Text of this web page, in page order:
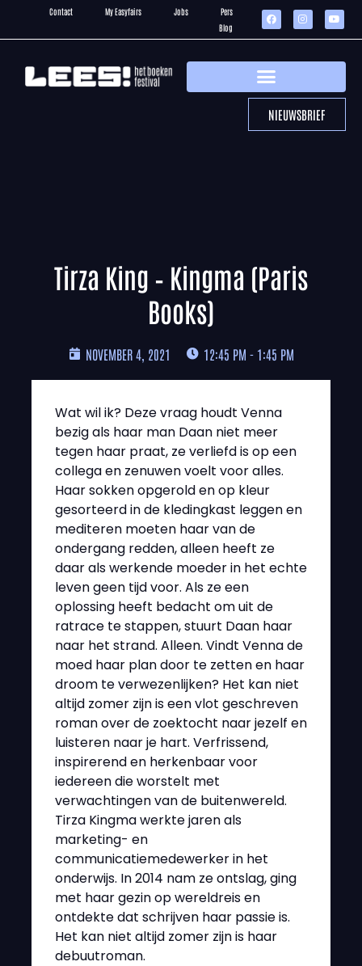
Contact My Easyfairs Jobs
Pers
Blog
NIEUWSBRIEF
Tirza King – Kingma (Paris
Books)
NOVEMBER 4, 2021 12:45 PM - 1:45 PM
Wat wil ik? Deze vraag houdt Venna
bezig als haar man Daan niet meer
tegen haar praat, ze verliefd is op een
collega en zenuwen voelt voor alles.
Haar sokken opgerold en op kleur
gesorteerd in de kledingkast leggen en
mediteren moeten haar van de
ondergang redden, alleen heeft ze
daar als werkende moeder in het echte
leven geen tijd voor. Als ze een
oplossing heeft bedacht om uit de
ratrace te stappen, stuurt Daan haar
naar het strand. Alleen. Vindt Venna de
moed haar plan door te zetten en haar
droom te verwezenlijken? Het kan niet
altijd zomer zijn is een vlot geschreven
roman over de zoektocht naar jezelf en
luisteren naar je hart. Verfrissend,
inspirerend en herkenbaar voor
iedereen die worstelt met
verwachtingen van de buitenwereld.
Tirza Kingma werkte jaren als
marketing- en
communicatiemedewerker in het
onderwijs. In 2014 nam ze ontslag, ging
met haar gezin op wereldreis en
ontdekte dat schrijven haar passie is.
Het kan niet altijd zomer zijn is haar
debuutroman.